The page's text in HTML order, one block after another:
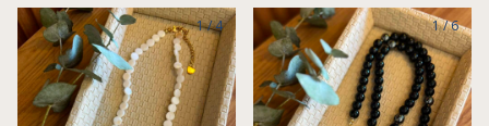
1/4 1/6